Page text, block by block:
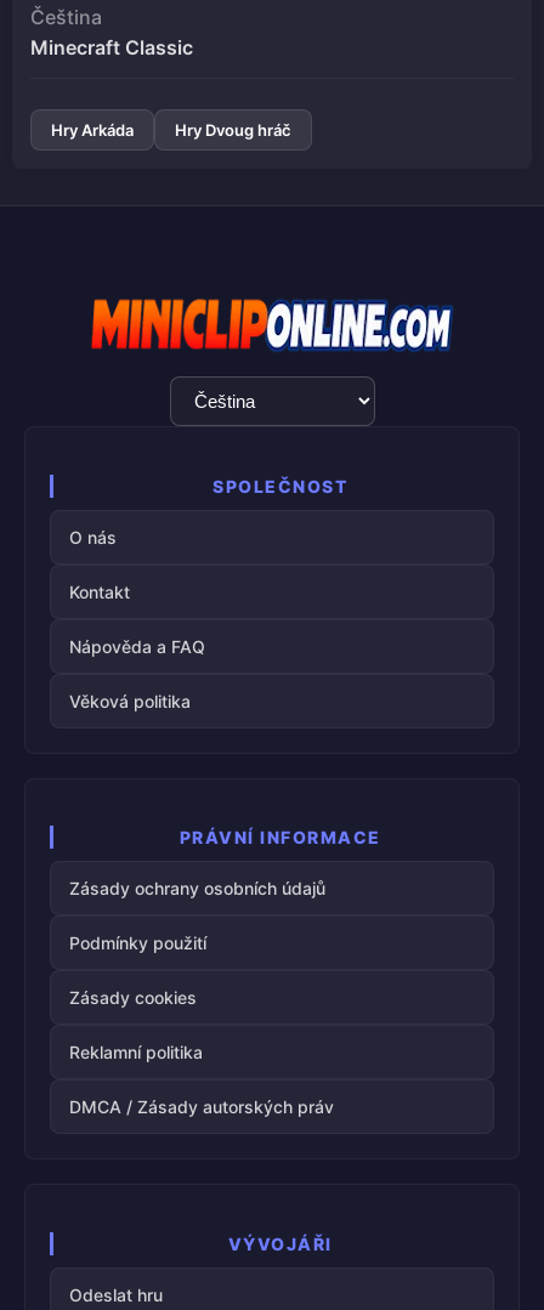
Čeština
Minecraft Classic
Hry Arkáda Hry Dvoug hráč
Výběr
jazyka
SPOLEČNOST
O nás
Kontakt
Nápověda a FAQ
Věková politika
PRÁVNÍ INFORMACE
Zásady ochrany osobních údajů
Podmínky použití
Zásady cookies
Reklamní politika
DMCA / Zásady autorských práv
VÝVOJÁŘI
Odeslat hru